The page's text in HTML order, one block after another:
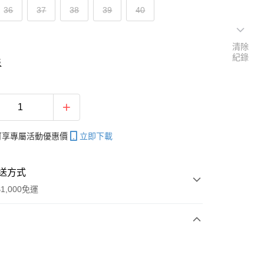
36 37 38 39 40
專屬活動優惠價 立即下載
方式
免運
清除
紀錄